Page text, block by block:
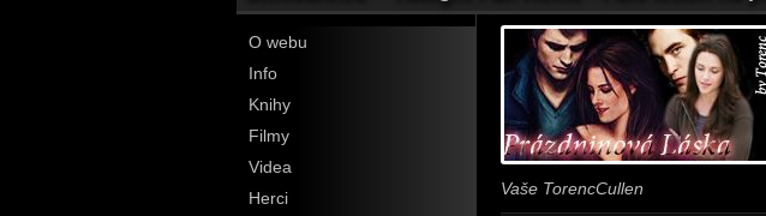
O webu
Info
Knihy
Filmy
Videa
Herci
Vaše TorencCullen